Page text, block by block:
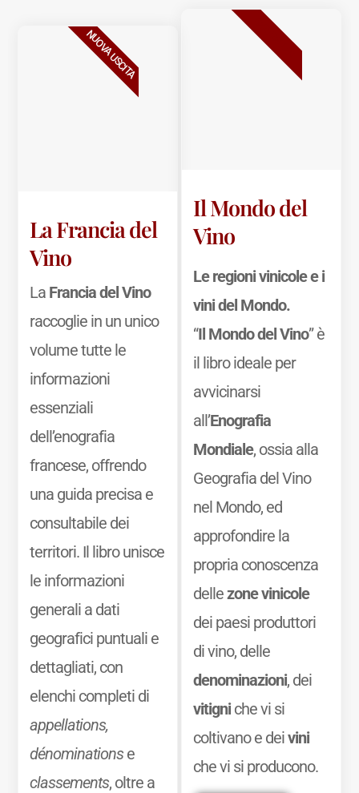
La Francia del
Vino
La Francia del Vino
raccoglie in un unico
volume tutte le
informazioni
essenziali
dell’enografia
francese, offrendo
una guida precisa e
consultabile dei
territori. Il libro unisce
le informazioni
generali a dati
geografici puntuali e
dettagliati, con
elenchi completi di
appellations,
dénominationse
classements, oltre a
NUOVA USCITA
Il Mondo del
Vino
Le regioni vinicole e i
vini del Mondo.
“Il Mondo del Vino” è
il libro ideale per
avvicinarsi
all’Enografia
Mondiale, ossia alla
Geografia del Vino
nel Mondo, ed
approfondire la
propria conoscenza
dellezone vinicole
dei paesi produttori
di vino, delle
denominazioni, dei
vitigniche vi si
coltivano e deivini
che vi si producono.
BESTSELLER